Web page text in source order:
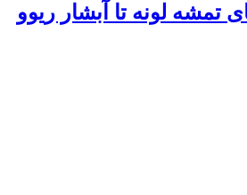
تمشه لونه تا آبشار ریوو